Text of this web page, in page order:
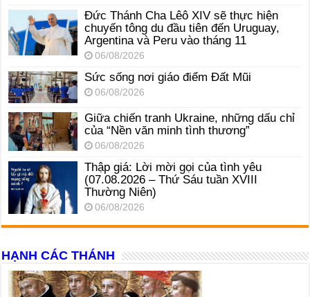
Đức Thánh Cha Lêô XIV sẽ thực hiện
chuyến tông du đầu tiên đến Uruguay,
Argentina và Peru vào tháng 11
06/08/2026
Sức sống nơi giáo điểm Đất Mũi
06/08/2026
Giữa chiến tranh Ukraine, những dấu chỉ
của “Nền văn minh tình thương”
06/08/2026
Thập giá: Lời mời gọi của tình yêu
(07.08.2026 – Thứ Sáu tuần XVIII
Thường Niên)
06/08/2026
HẠNH CÁC THÁNH